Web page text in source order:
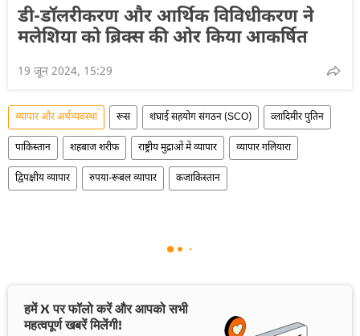
डी-डॉलरीकरण और आर्थिक विविधीकरण ने
मलेशिया को ब्रिक्स की ओर किया आकर्षित
19 जून 2024, 15:29
व्यापार और अर्थव्यवस्था रूस शंघाई सहयोग संगठन (SCO) व्लादिमीर पुतिन
पाकिस्तान शहबाज शरीफ राष्ट्रीय मुद्राओं में व्यापार व्यापार गलियारा
द्विपक्षीय व्यापार रुपया-रूबल व्यापार कजाकिस्तान
हमें X पर फॉलो करें और आपको सभी
महत्वपूर्ण खबरें मिलेंगी!